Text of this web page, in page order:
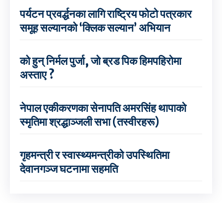
पर्यटन प्रवर्द्धनका लागि राष्ट्रिय फोटो पत्रकार
समूह सल्यानको ‘क्लिक सल्यान’ अभियान
को हुन् निर्मल पुर्जा, जो ब्रड पिक हिमपहिरोमा
अस्ताए ?
नेपाल एकीकरणका सेनापति अमरसिंह थापाको
स्मृतिमा श्रद्धाञ्जली सभा (तस्वीरहरू)
गृहमन्त्री र स्वास्थ्यमन्त्रीको उपस्थितिमा
देवानगञ्ज घटनामा सहमति